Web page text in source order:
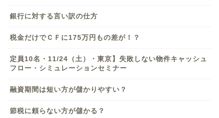
銀行に対する言い訳の仕方
税金だけでＣＦに175万円もの差が！？
定員10名・11/24（土）・東京】失敗しない物件キャッシュ
フロー・シミュレーションセミナー
融資期間は短い方が儲かりやすい？
節税に頼らない方が儲かる？